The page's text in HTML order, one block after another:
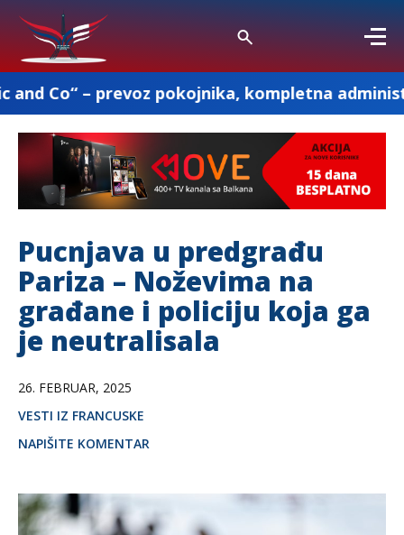
pokojnika, kompletna administracija i
Pucnjava u predgrađu
Pariza – Noževima na
građane i policiju koja ga
je neutralisala
26. FEBRUAR, 2025
VESTI IZ FRANCUSKE
NAPIŠITE KOMENTAR